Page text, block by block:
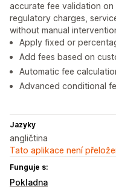
accurate fee validation on
regulatory charges,
without manual
Apply fixed or
Add fees based on
Automatic fee
Advanced conditional
Jazyky
angličtina
Tato aplikace není
Funguje s:
Pokladna